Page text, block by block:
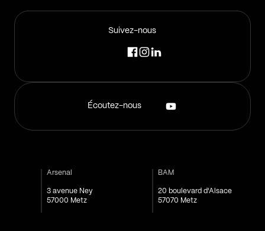
Suivez-nous
Écoutez-nous
Arsenal
3 avenue Ney
57000 Metz
BAM
20 boulevard d'Alsace
57070 Metz